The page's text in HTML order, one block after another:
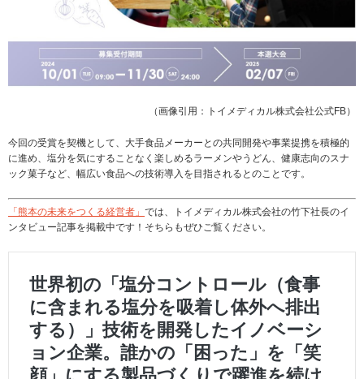
（画像引用：トイメディカル株式会社公式FB）
今回の受賞を契機として、大手食品メーカーとの共同開発や事業提携を積極的
に進め、塩分を気にすることなく楽しめるラーメンやうどん、健康志向のスナ
ック菓子など、幅広い食品への技術導入を目指されるとのことです。
「熊本の未来をつくる経営者」 では、トイメディカル株式会社の竹下社長のイ
ンタビュー記事を掲載中です！そちらもぜひご覧ください。